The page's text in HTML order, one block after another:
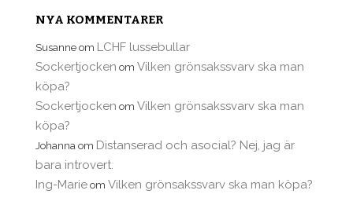
NYA KOMMENTARER
Susanne om LCHF lussebullar
Sockertjocken om Vilken grönsakssvarv ska man
köpa?
Sockertjocken om Vilken grönsakssvarv ska man
köpa?
Johanna om Distanserad och asocial? Nej, jag är
bara introvert.
Ing-Marie om Vilken grönsakssvarv ska man köpa?